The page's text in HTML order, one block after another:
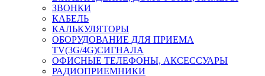
ЗВОНКИ
КАБЕЛЬ
КАЛЬКУЛЯТОРЫ
ОБОРУДОВАНИЕ ДЛЯ ПРИЕМА
TV(3G/4G)СИГНАЛА
ОФИСНЫЕ ТЕЛЕФОНЫ, АКСЕССУАРЫ
РАДИОПРИЕМНИКИ